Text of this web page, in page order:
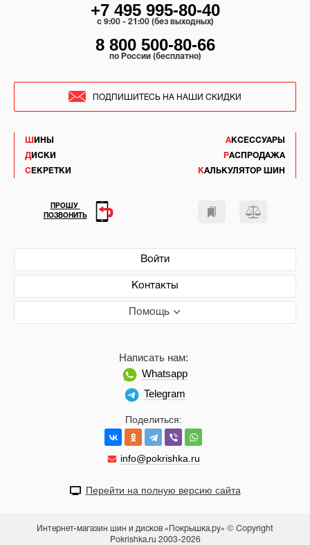
ШИНЫ
ДИСКИ
СЕКРЕТКИ
АКСЕССУАРЫ
РАСПРОДАЖА
КАЛЬКУЛЯТОР ШИН
Войти
Контакты
Помощь
Поделиться:
info@pokrishka.ru
Написать нам:
Whatsapp
Telegram
+7 495 995-80-40
c 9:00 - 21:00 (без выходных)
8 800 500-80-66
по России (бесплатно)
ПОДПИШИТЕСЬ НА НАШИ СКИДКИ
ПРОШУ
ПОЗВОНИТЬ
Перейти на полную версию сайта
Интернет-магазин шин и дисков «Покрышка.ру» © Copyright
Pokrishka.ru 2003-2026